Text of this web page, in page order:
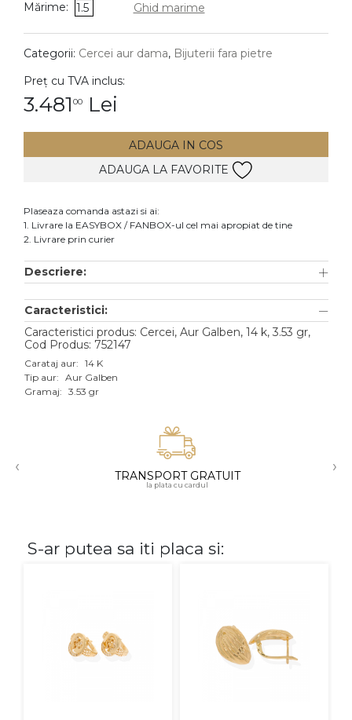
DIAMANTE Vezi toate
Cercei
Accesorii
Aur alb
Aur roz
Aur mixt
18K
Mărime: 1.5 Ghid marime
Categorii: Cercei aur dama, Bijuterii fara pietre
Preț cu TVA inclus:
3.481 00 Lei
ADAUGA IN COS
ADAUGA LA FAVORITE
Plaseaza comanda astazi si ai:
1. Livrare la EASYBOX / FANBOX-ul cel mai apropiat de tine
2. Livrare prin curier
Descriere:
Caracteristici:
Caracteristici produs: Cercei, Aur Galben, 14 k, 3.53 gr,
Cod Produs: 752147
Carataj aur: 14 K
Tip aur: Aur Galben
Gramaj: 3.53 gr
‹ TRANSPORT GRATUIT
la plata cu cardul
›
S-ar putea sa iti placa si: